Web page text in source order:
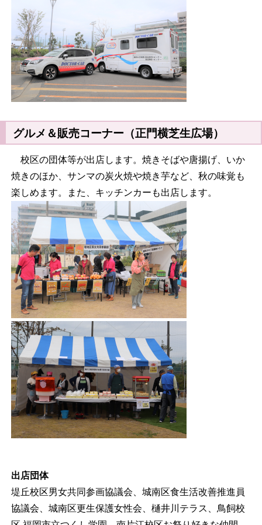
グルメ＆販売コーナー（正門横芝生広場）
校区の団体等が出店します。焼きそばや唐揚げ、いか
焼きのほか、サンマの炭火焼や焼き芋など、秋の味覚も
楽しめます。また、キッチンカーも出店します。
出店団体
堤丘校区男女共同参画協議会、城南区食生活改善推進員
協議会、城南区更生保護女性会、樋井川テラス、鳥飼校